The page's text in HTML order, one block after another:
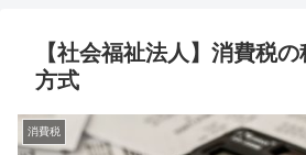
【社会福祉法人】消費税
方式
消費税